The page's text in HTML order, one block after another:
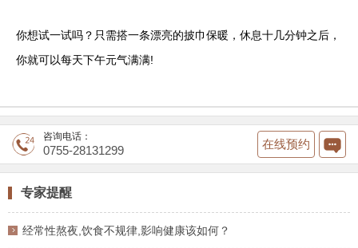
你想试一试吗？只需搭一条漂亮的披巾保暖，休息十几分钟之后，
你就可以每天下午元气满满!
咨询电话：
0755-28131299 在线预约
专家提醒
经常性熬夜,饮食不规律,影响健康该如何？